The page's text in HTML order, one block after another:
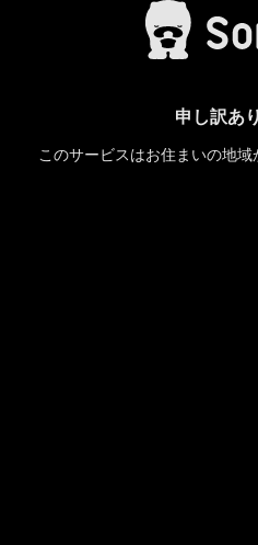
申し訳あ
このサービスはお住まいの地域